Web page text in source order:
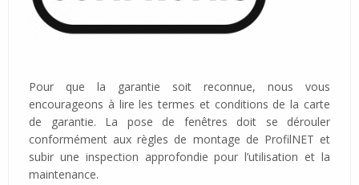
Pour que la garantie soit reconnue, nous vous
encourageons à lire les termes et conditions de la carte
de garantie. La pose de fenêtres doit se dérouler
conformément aux règles de montage de ProfilNET et
subir une inspection approfondie pour l’utilisation et la
maintenance.